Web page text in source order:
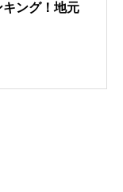
ング！地元